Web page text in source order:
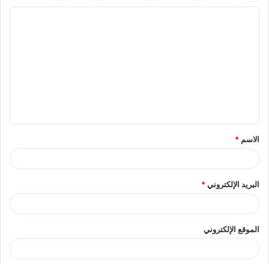
ق
*
الاسم *
البريد الإلكتروني*
الموقع الإلكتروني